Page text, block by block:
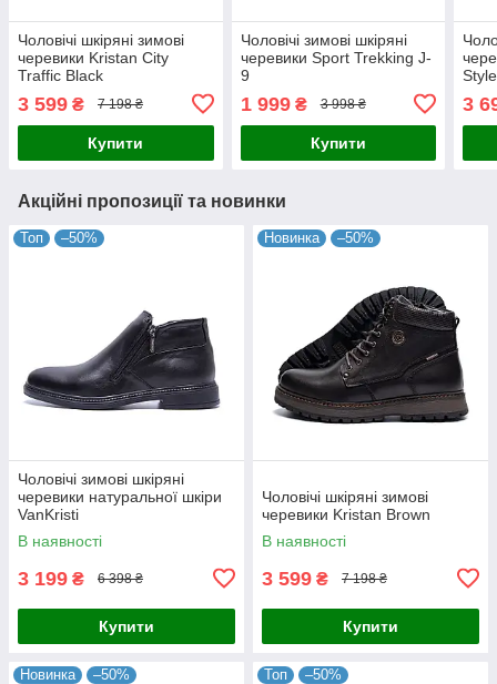
Чоловічі шкіряні зимові
черевики Kristan City
Traffic Black
3 599 ₴ 7 198 ₴
Купити
Чоловічі зимові шкіряні
черевики Sport Trekking J-
9
1 999₴ 3 998 ₴
Купити
Style
3
Акційні пропозиції та новинки
Топ –50%
Чоловічі зимові шкіряні
черевики натуральної шкіри
VanKristi
В наявності
3 199 ₴ 6 398 ₴
Купити
Новинка –50%
Чоловічі шкіряні зимові
черевики Kristan Brown
В наявності
3 599 ₴ 7 198 ₴
Купити
Новинка –50% Топ –50%